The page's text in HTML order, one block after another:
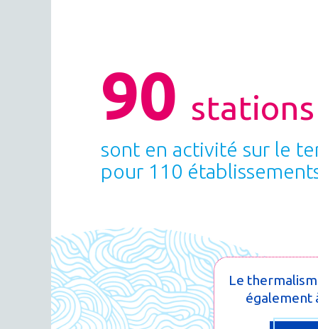
90
sont en activité sur le
pour 110
Le
également